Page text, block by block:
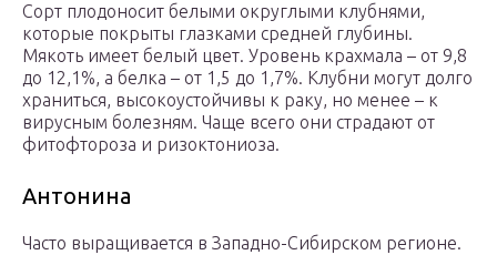
Сорт плодоносит белыми округлыми клубнями,
которые покрыты глазками средней глубины.
Мякоть имеет белый цвет. Уровень крахмала – от 9,8
до 12,1%, а белка – от 1,5 до 1,7%. Клубни могут долго
храниться, высокоустойчивы к раку, но менее – к
вирусным болезням. Чаще всего они страдают от
фитофтороза и ризоктониоза.
Антонина
Часто выращивается в Западно-Сибирском регионе.